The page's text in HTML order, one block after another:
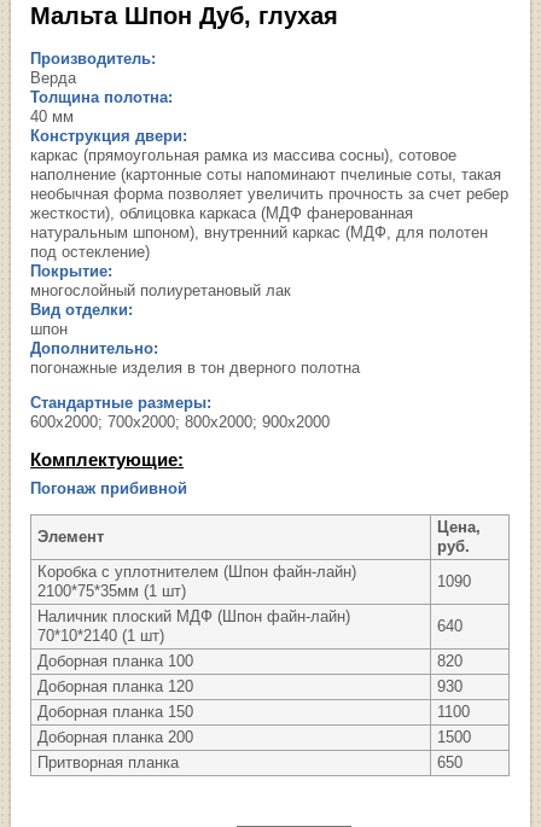
Мальта Шпон Дуб, глухая
Производитель:
Верда
Толщина полотна:
40 мм
Конструкция двери:
каркас (прямоугольная рамка из массива сосны), сотовое
наполнение (картонные соты напоминают пчелиные соты, такая
необычная форма позволяет увеличить прочность за счет ребер
жесткости), облицовка каркаса (МДФ фанерованная
натуральным шпоном), внутренний каркас (МДФ, для полотен
под остекление)
Покрытие:
многослойный полиуретановый лак
Вид отделки:
шпон
Дополнительно:
погонажные изделия в тон дверного полотна
Стандартные размеры:
600х2000; 700х2000; 800х2000; 900х2000
Комплектующие:
Погонаж прибивной
Элемент
Цена,
руб.
Коробка с уплотнителем (Шпон файн-лайн)
2100*75*35мм (1 шт)
1090
Наличник плоский МДФ (Шпон файн-лайн)
70*10*2140 (1 шт)
640
Доборная планка 100
820
Доборная планка 120
930
Доборная планка 150
1100
Доборная планка 200
1500
Притворная планка
650